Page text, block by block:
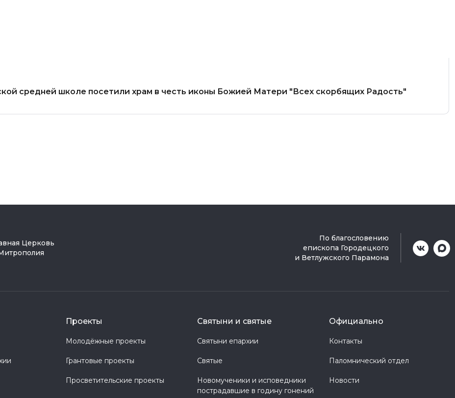
средней школе посетили храм в честь иконы Божией Матери "Всех скорбящих Радость"
Церковь
По благословению
епископа Городецкого
и Ветлужского Парамона
Проекты
Молодёжные проекты
Грантовые проекты
Просветительские проекты
Святыни и святые
Святыни епархии
Святые
Новомученики и исповедники
пострадавшие в годину гонений
Официально
Контакты
Паломнический отдел
Новости